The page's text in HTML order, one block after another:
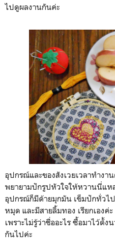
ไปดูผลงานกันค่ะ
อุปกรณ์และของสังเวยเวลาทำง
พยายามปักรูปหัวใจให้หวานนี่แห
อุปกรณ์ก็มีด้ายมุกมัน เข็มปักทั่วไป
หมุด และมีสายลิ้มทอง เรียกเองค่ะ
เพราะไม่รู้ว่าชื่ออะไร ซื้อมาไว้ตั้ง
กันไปค่ะ